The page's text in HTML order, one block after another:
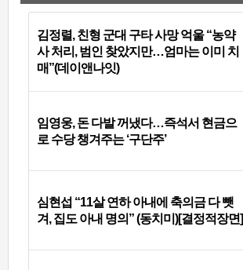
김정렬, 친형 군대 구타 사망 억울 “농약
사 처리, 범인 찾았지만…엄마는 이미 치
매”(데이앤나잇)
임영웅, 돈 다발 꺼냈다…즉석서 현금으
로 수당 챙겨주는 ‘구단주’
심현섭 “11살 연하 아내에 축의금 다 뺏
겨, 집도 아내 명의” (동치미)[결정적장면]